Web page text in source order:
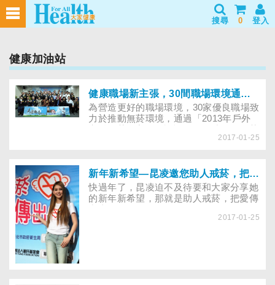
搜尋 0 登入
健康加油站
健康職場新主張，30間職場環境通過認證
為營造更好的職場環境，30家優良職場致
力於推動無菸環境，通過「2013年戶外
2017-01-25
新年新希望—昆凌邀您助人戒菸，把愛傳出去
快過年了，昆凌迫不及待要和大家分享她
的新年新希望，那就是助人戒菸，把愛傳
2017-01-25